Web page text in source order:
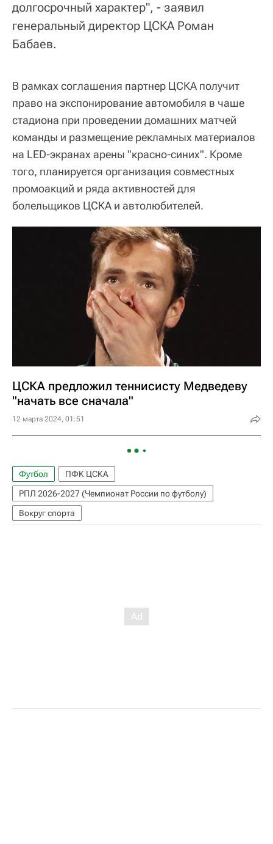
долгосрочный характер", - заявил
генеральный директор ЦСКА Роман
Бабаев.
В рамках соглашения партнер ЦСКА получит
право на экспонирование автомобиля в чаше
стадиона при проведении домашних матчей
команды и размещение рекламных материалов
на LED-экранах арены "красно-синих". Кроме
того, планируется организация совместных
промоакций и ряда активностей для
болельщиков ЦСКА и автолюбителей.
ЦСКА предложил теннисисту Медведеву
"начать все сначала"
12 марта 2024, 01:51
Футбол
ПФК ЦСКА
РПЛ 2026-2027 (Чемпионат России по футболу)
Вокруг спорта